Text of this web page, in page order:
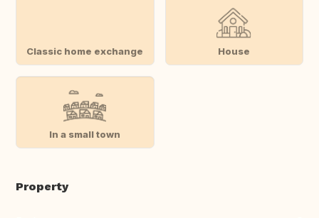
Classic home exchange House
In a small town
Property